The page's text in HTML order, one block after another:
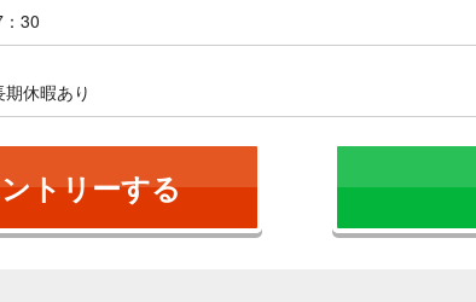
30
期休暇あり
トリーする